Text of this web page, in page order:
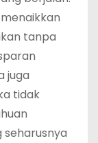
tanpa
juga
tidak
seharusnya